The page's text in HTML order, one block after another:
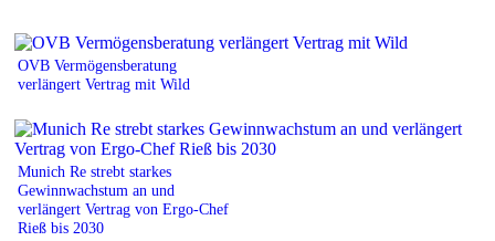
OVB Vermögensberatung
verlängert Vertrag mit Wild
Munich Re strebt starkes
Gewinnwachstum an und
verlängert Vertrag von Ergo-Chef
Rieß bis 2030